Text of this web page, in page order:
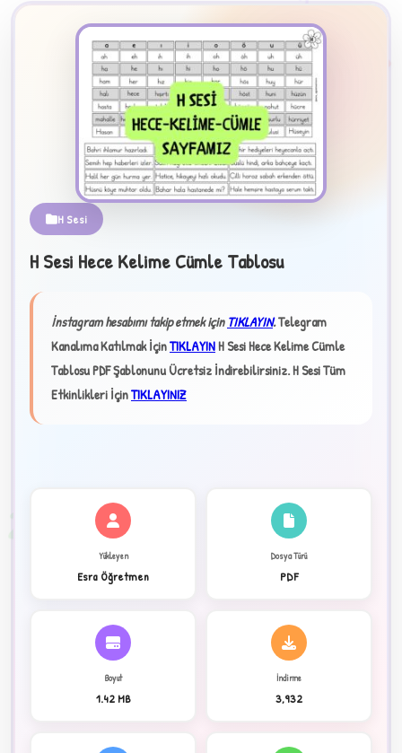
✧
H Sesi
H Sesi Hece Kelime Cümle Tablosu
İnstagram hesabımı takip etmek içinTIKLAYIN.Telegram
Kanalıma Katılmak İçinTIKLAYINH Sesi Hece Kelime Cümle
Tablosu PDF Şablonunu Ücretsiz İndirebilirsiniz.H Sesi Tüm
Etkinlikleri İçinTIKLAYINIZ
Yükleyen
Esra Öğretmen
Dosya Türü
PDF
Boyut
1.42 MB
İndirme
3,932
★